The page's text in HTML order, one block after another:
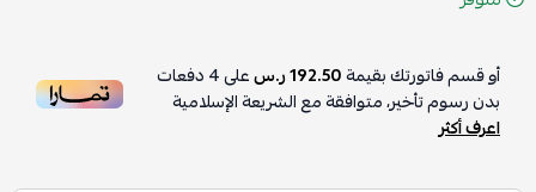
أو قسم فاتورتك بقيمة192.50 ر.س على4دفعات
بدون رسوم تأخير، متوافقة مع الشريعة الإسلامية
اعرف أكثر